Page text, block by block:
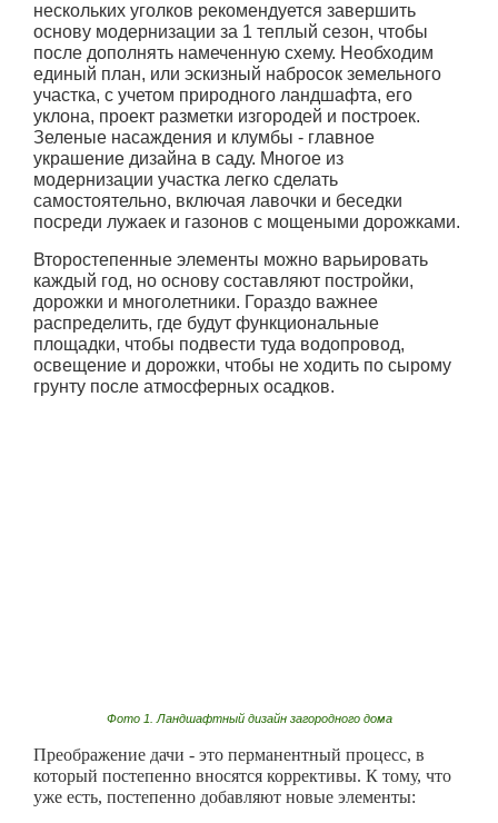
нескольких уголков рекомендуется завершить
основу модернизации за 1 теплый сезон, чтобы
после дополнять намеченную схему. Необходим
единый план, или эскизный набросок земельного
участка, с учетом природного ландшафта, его
уклона, проект разметки изгородей и построек.
Зеленые насаждения и клумбы - главное
украшение дизайна в саду. Многое из
модернизации участка легко сделать
самостоятельно, включая лавочки и беседки
посреди лужаек и газонов с мощеными дорожками.
Второстепенные элементы можно варьировать
каждый год, но основу составляют постройки,
дорожки и многолетники. Гораздо важнее
распределить, где будут функциональные
площадки, чтобы подвести туда водопровод,
освещение и дорожки, чтобы не ходить по сырому
грунту после атмосферных осадков.
Фото 1. Ландшафтный дизайн загородного дома
Преображение дачи - это перманентный процесс, в
который постепенно вносятся коррективы. К тому, что
уже есть, постепенно добавляют новые элементы: